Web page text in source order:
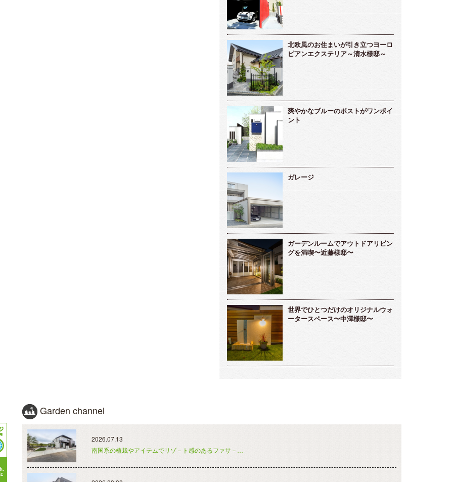
北欧風のお住まいが引き立つヨーロ
ピアンエクステリア～清水様邸～
爽やかなブルーのポストがワンポイ
ント
ガレージ
ガーデンルームでアウトドアリビン
グを満喫〜近藤様邸〜
世界でひとつだけのオリジナルウォ
ータースペース〜中澤様邸〜
Garden channel
2026.07.13
南国系の植栽やアイテムでリゾ－ト感のあるファサ－…